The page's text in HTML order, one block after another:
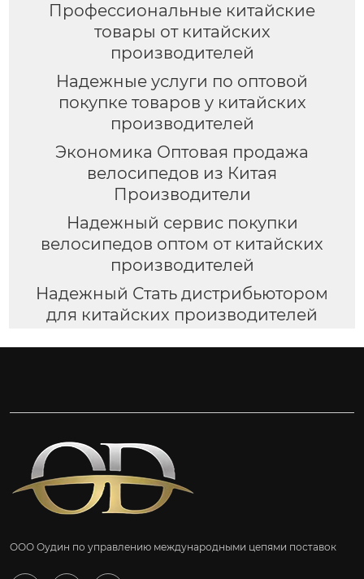
Профессиональные китайские
товары от китайских
производителей
Надежные услуги по оптовой
покупке товаров у китайских
производителей
Экономика Оптовая продажа
велосипедов из Китая
Производители
Надежный сервис покупки
велосипедов оптом от китайских
производителей
Надежный Стать дистрибьютором
для китайских производителей
ООО Оудин по управлению международными цепями поставок